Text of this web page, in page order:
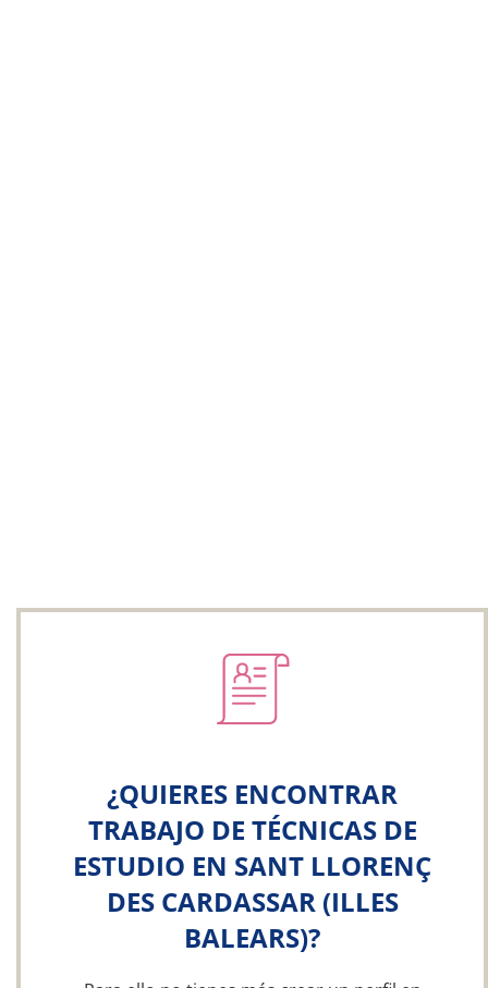
¿QUIERES ENCONTRAR
TRABAJO DE TÉCNICAS DE
ESTUDIO EN SANT LLORENÇ
DES CARDASSAR (ILLES
BALEARS)?